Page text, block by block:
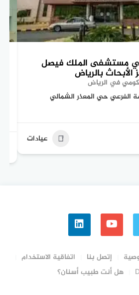
مستشفى الملك فيصل
بالرياض
في الرياض
الفرعي حي المعذر الشمالي
عيادات
إتصل بنا
اتفاقية الاستخدام
هل أنت طبيب أسنان؟